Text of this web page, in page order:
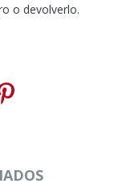
o devolverlo.